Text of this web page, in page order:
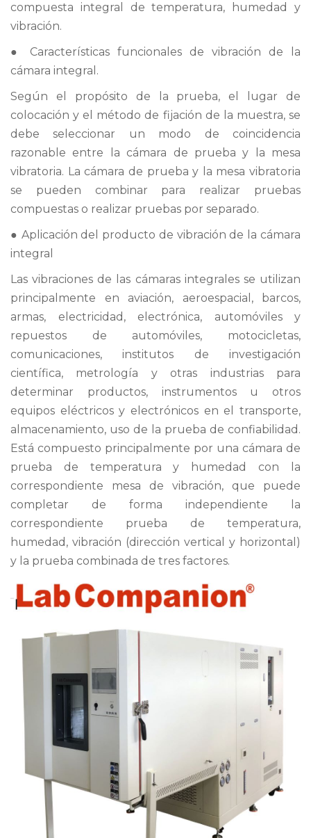
compuesta integral de temperatura, humedad y
vibración.
● Características funcionales de vibración de la
cámara integral.
Según el propósito de la prueba, el lugar de
colocación y el método de fijación de la muestra, se
debe seleccionar un modo de coincidencia
razonable entre la cámara de prueba y la mesa
vibratoria. La cámara de prueba y la mesa vibratoria
se pueden combinar para realizar pruebas
compuestas o realizar pruebas por separado.
● Aplicación del producto de vibración de la cámara
integral
Las vibraciones de las cámaras integrales se utilizan
principalmente en aviación, aeroespacial, barcos,
armas, electricidad, electrónica, automóviles y
repuestos de automóviles, motocicletas,
comunicaciones, institutos de investigación
científica, metrología y otras industrias para
determinar productos, instrumentos u otros
equipos eléctricos y electrónicos en el transporte,
almacenamiento, uso de la prueba de confiabilidad.
Está compuesto principalmente por una cámara de
prueba de temperatura y humedad con la
correspondiente mesa de vibración, que puede
completar de forma independiente la
correspondiente prueba de temperatura,
humedad, vibración (dirección vertical y horizontal)
y la prueba combinada de tres factores.